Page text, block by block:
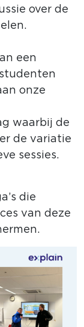
over de
een
onze
waarbij de
de variatie
sessies.
die
van deze